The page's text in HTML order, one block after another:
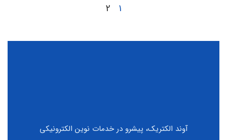
1
2
آوند الکتریک، پیشرو در خدمات نوین الکترونیکی